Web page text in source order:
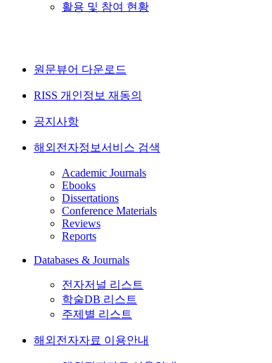
활용 및 참여 현황
원문뷰어 다운로드
RISS 개인정보 재동의
공지사항
해외전자정보서비스 검색
Academic Journals
Ebooks
Dissertations
Conference Materials
Reviews
Reports
Databases & Journals
전자저널 리스트
학술DB 리스트
주제별 리스트
해외전자자료 이용안내